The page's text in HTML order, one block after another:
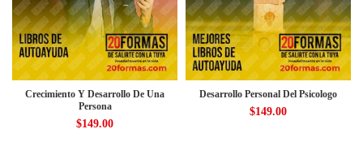
Crecimiento Y Desarrollo De Una
Persona
$149.00
Desarrollo Personal Del Psicologo
$149.00